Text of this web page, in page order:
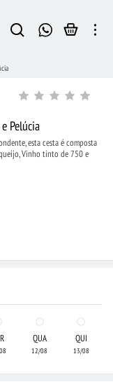
Pelúcia
esta cesta é composta
Vinho tinto de 750 e
QUA
12/08
QUI
13/08